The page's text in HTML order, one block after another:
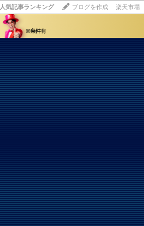
人気記事ランキング ブログを作成 楽天市場
【毎日開催】
15記事にいいね！で1ポイント
10秒滞在
いいね! --/--